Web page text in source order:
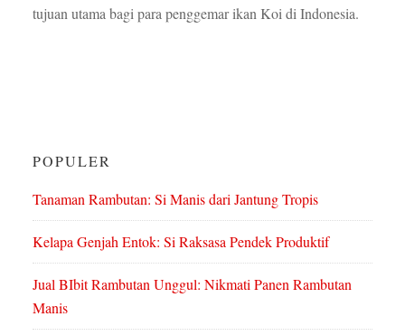
tujuan utama bagi para penggemar ikan Koi di Indonesia.
POPULER
Tanaman Rambutan: Si Manis dari Jantung Tropis
Kelapa Genjah Entok: Si Raksasa Pendek Produktif
Jual BIbit Rambutan Unggul: Nikmati Panen Rambutan
Manis